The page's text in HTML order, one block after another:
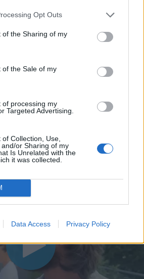
Opt Outs
of the Sharing of my
of the Sale of my
of processing my
Targeted Advertising.
Collection, Use,
or Sharing of my
Is Unrelated with the
it was collected.
Data Access Privacy Policy